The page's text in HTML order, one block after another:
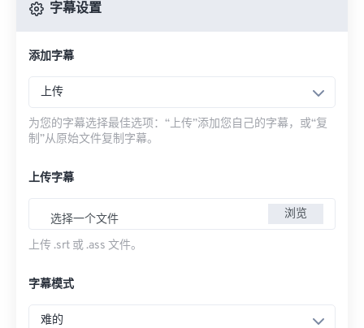
字幕设置
添加字幕
上传
为您的字幕选择最佳选项：“上传”添加您自己的字幕，或“复
制”从原始文件复制字幕。
上传字幕
选择一个文件 浏览
上传 .srt 或 .ass 文件。
字幕模式
难的